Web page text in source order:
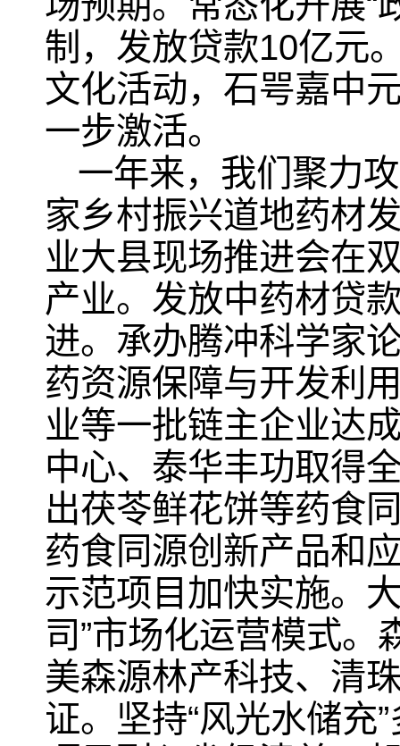
制，发放贷款10亿元
文化活动，石咢嘉中
一步激活。
一年来，我们聚力
家乡村振兴道地药材
业大县现场推进会在
产业。发放中药材贷
进。承办腾冲科学家
药资源保障与开发利
业等一批链主企业达
中心、泰华丰功取得
出茯苓鲜花饼等药食
药食同源创新产品和
示范项目加快实施。
司”市场化运营模式
美森源林产科技、清
证。坚持“风光水储充